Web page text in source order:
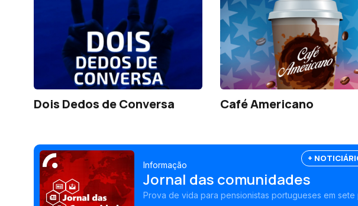
Dois Dedos de Conversa Café Americano
Informação
Jornal das comunidades
Prova de vida para pensionistas portugueses em sete
+